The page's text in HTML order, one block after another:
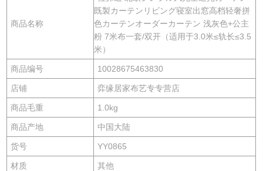
商品名称
既製カーテンリビング寝室出窓高档轻奢拼
色カーテンオーダーカーテン 浅灰色+公主
粉 7米布一套/双开（适用于3.0米≤轨长≤3.5
米）
商品编号 10028675463830
店铺 弈缘居家布艺专专营店
商品毛重 1.0kg
商品产地 中国大陆
货号 YY0865
材质 其他